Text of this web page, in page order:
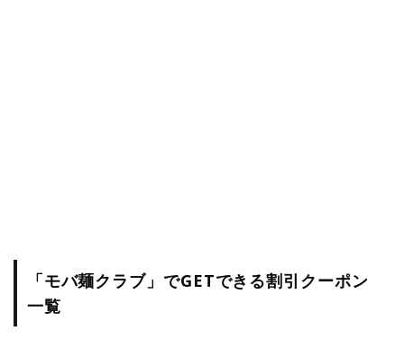
「モバ麺クラブ」でGETできる割引クーポン
一覧